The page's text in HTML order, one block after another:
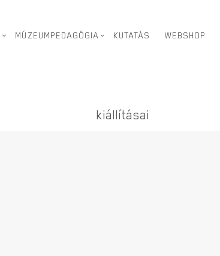
MÚZEUMPEDAGÓGIA KUTATÁS WEBSHOP
kiállításai